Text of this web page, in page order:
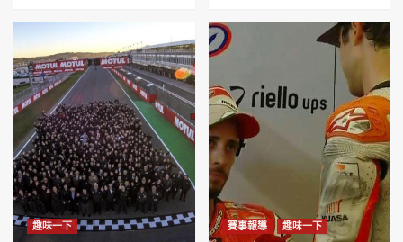
趣味一下 賽事報導 趣味一下